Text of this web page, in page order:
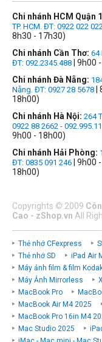
Chi nhánh HCM Quận
TP. HCM. ĐT: 0922 022
8h30 - 17h30)
Chi nhánh Cần Thơ: 64
ĐT: 092.2345.488 | 9h00
Chi nhánh Đà Nẵng:
Nẵng. ĐT: 0927 28 5678
18h00)
Chi nhánh Hà Nội: 264
0922 88 2662 -
9h00 - 18h00)
Chi nhánh Hải Phòng:
ĐT: 0835 091 246 | 9h00
18h00)
Copyrights © 2009
Cao - zShop.vn All
Thẻ nhớ CFexpress
Thẻ nhớ SD
iPad Air
Máy ảnh film & film
Máy Ảnh Mirrorless
MacBook Pro
MacBook Air M4 2025
MacBook Pro 16in M4
Mac Studio 2025